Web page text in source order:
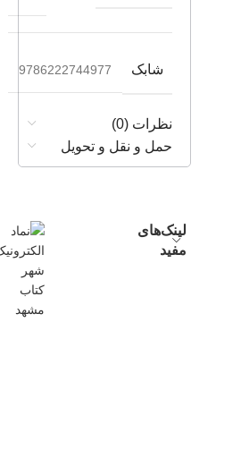
شابک 9786222744977
نظرات (0)
حمل و نقل و تحویل
لینک‌های
مفید